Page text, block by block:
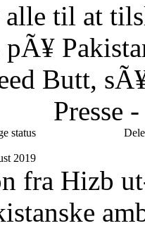
til at
pÃ¥
Butt,
Presse
status
2019
fra Hizb